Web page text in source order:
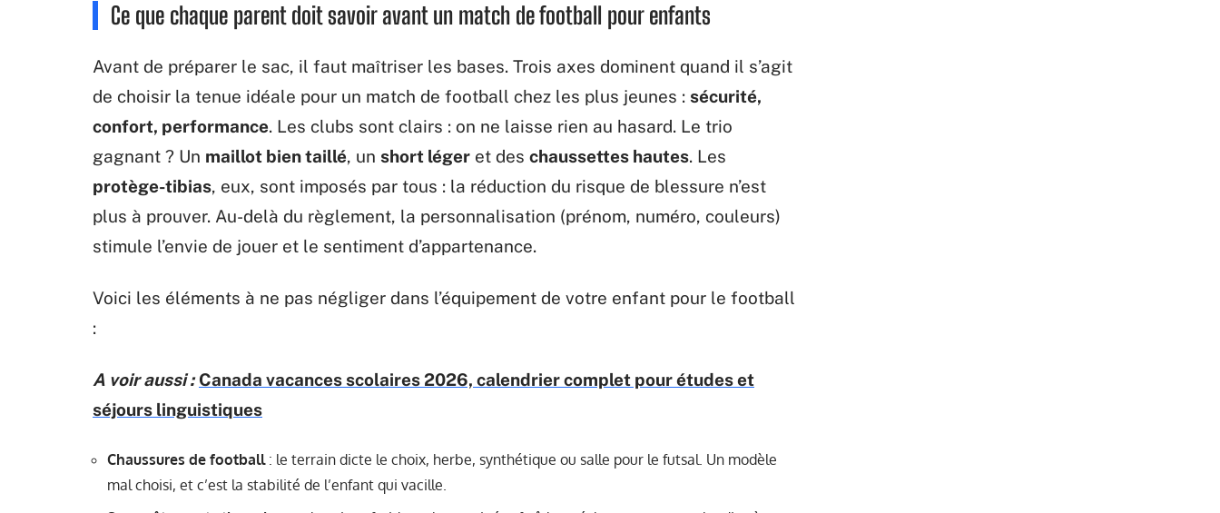
Ce que chaque parent doit savoir avant un match de football pour enfants
Avant de préparer le sac, il faut maîtriser les bases. Trois axes dominent quand il s’agit
de choisir la tenue idéale pour un match de football chez les plus jeunes : sécurité,
confort, performance. Les clubs sont clairs : on ne laisse rien au hasard. Le trio
gagnant ? Un maillot bien taillé, un short léger et des chaussettes hautes. Les
protège-tibias, eux, sont imposés par tous : la réduction du risque de blessure n’est
plus à prouver. Au-delà du règlement, la personnalisation (prénom, numéro, couleurs)
stimule l’envie de jouer et le sentiment d’appartenance.
Voici les éléments à ne pas négliger dans l’équipement de votre enfant pour le football
:
A voir aussi : Canada vacances scolaires 2026, calendrier complet pour études et
séjours linguistiques
Chaussures de football: le terrain dicte le choix, herbe, synthétique ou salle pour le futsal. Un modèle
mal choisi, et c’est la stabilité de l’enfant qui vacille.